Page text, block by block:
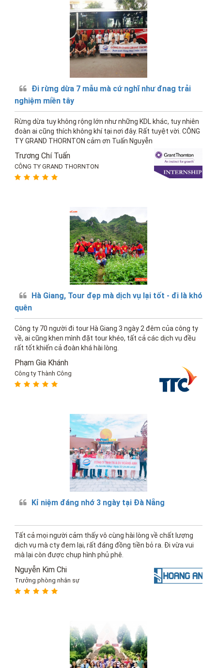
Đi rừng dừa 7 mẫu mà cứ nghĩ như đnag trải
nghiệm miền tây
Rừng dừa tuy không rộng lớn như những KDL khác, tuy nhiên
đoàn ai cũng thích không khí tại nơi đây. Rất tuyệt vời. CÔNG
TY GRAND THORNTON cảm ơn Tuấn Nguyễn
Trương Chí Tuấn
CÔNG TY GRAND THORNTON
Hà Giang, Tour đẹp mà dịch vụ lại tốt - đi là khó
quên
Công ty 70 người đi tour Hà Giang 3 ngày 2 đêm của công ty
về, ai cũng khen mình đặt tour khéo, tất cả các dịch vụ đều
rất tốt khiến cả đoàn khá hài lòng.
Phạm Gia Khánh
Công ty Thành Công
Kỉ niệm đáng nhớ 3 ngày tại Đà Nẵng
Tất cả mọi người cảm thấy vô cùng hài lòng về chất lượng
dịch vụ mà cty đem lại, rất đáng đồng tiền bỏ ra. Đi vừa vui
mà lại còn được chụp hình phủ phê.
Nguyễn Kim Chi
Trưởng phòng nhân sự